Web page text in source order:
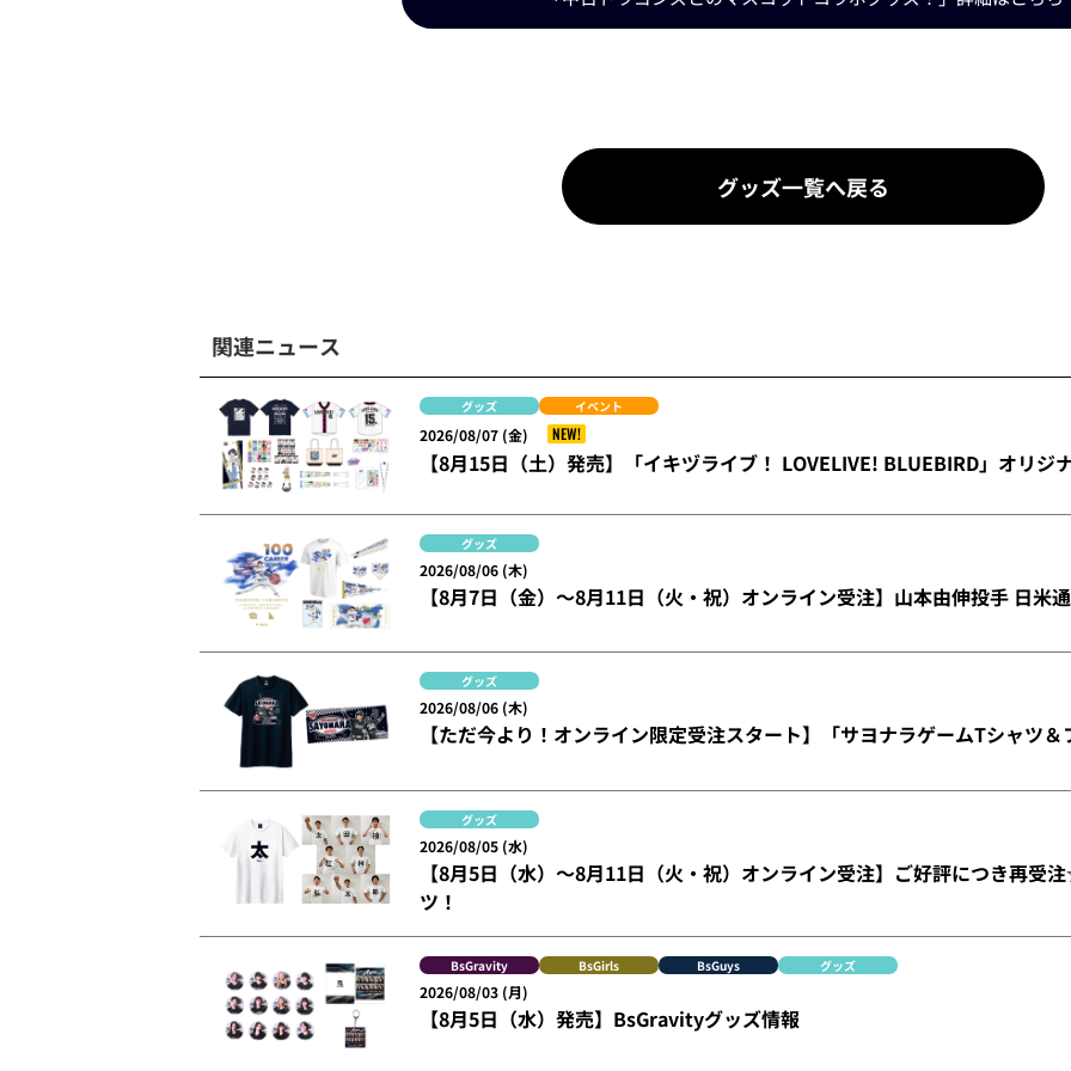
グッズ一覧へ戻る
関連ニュース
グッズ イベント
2026/08/07 (金) NEW!
【8月15日（土）発売】「イキヅライブ！ LOVELIVE! BLUEBIRD」オリジ
グッズ
2026/08/06 (木)
【8月7日（金）～8月11日（火・祝）オンライン受注】山本由伸投手 日米
グッズ
2026/08/06 (木)
【ただ今より！オンライン限定受注スタート】「サヨナラゲームTシャツ＆
グッズ
2026/08/05 (水)
【8月5日（水）～8月11日（火・祝）オンライン受注】ご好評につき再
ツ！
BsGravity BsGirls BsGuys グッズ
2026/08/03 (月)
【8月5日（水）発売】BsGravityグッズ情報